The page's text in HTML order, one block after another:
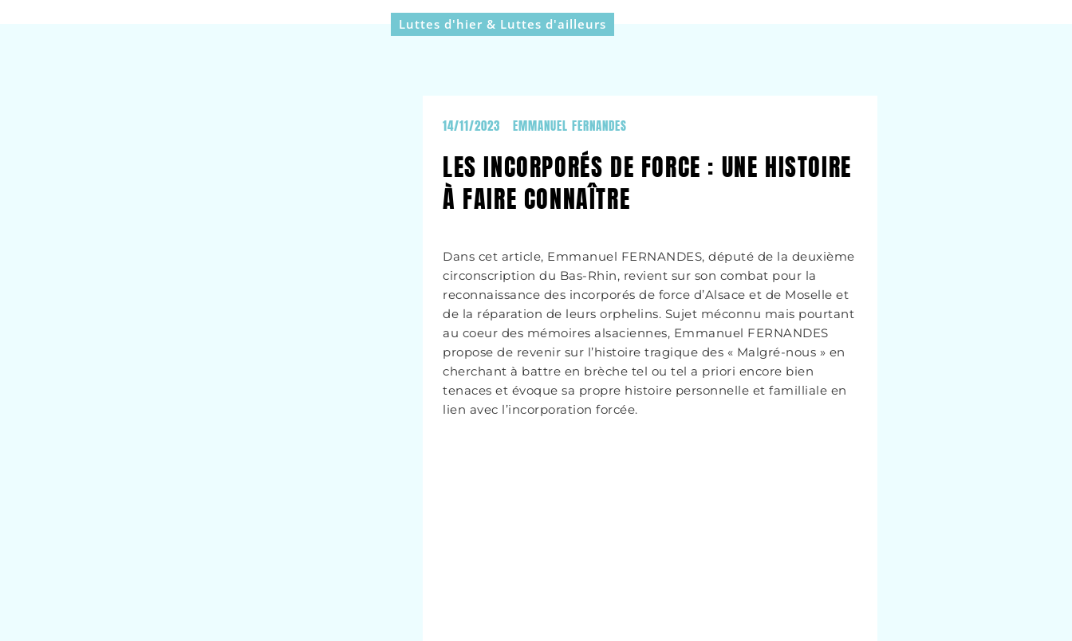
Luttes d'hier & Luttes d'ailleurs
14/11/2023 EMMANUEL FERNANDES
LES INCORPORÉS DE FORCE : UNE HISTOIRE
À FAIRE CONNAÎTRE
Dans cet article, Emmanuel FERNANDES, député de la deuxième
circonscription du Bas-Rhin, revient sur son combat pour la
reconnaissance des incorporés de force d’Alsace et de Moselle et
de la réparation de leurs orphelins. Sujet méconnu mais pourtant
au coeur des mémoires alsaciennes, Emmanuel FERNANDES
propose de revenir sur l’histoire tragique des « Malgré-nous » en
cherchant à battre en brèche tel ou tel a priori encore bien
tenaces et évoque sa propre histoire personnelle et familliale en
lien avec l’incorporation forcée.